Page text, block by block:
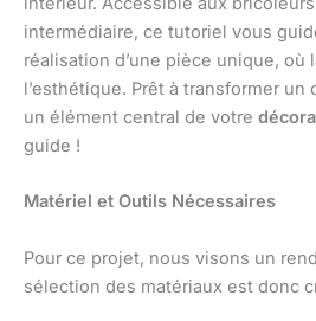
intermédiaire, ce tutoriel vous
réalisation d’une pièce unique, où
l’esthétique. Prêt à transformer
un élément central de votre
guide !
Matériel et Outils Nécessaires
Pour ce projet, nous visons un
sélection des matériaux est donc